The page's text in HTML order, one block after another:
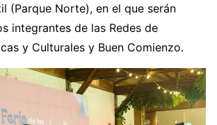
(Parque Norte), en el que serán
integrantes de las Redes de
y Culturales y Buen Comienzo.